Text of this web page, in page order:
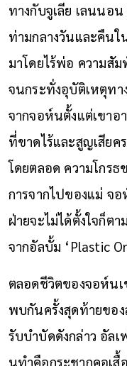
ทางกับจูเลีย เลนนอ
ท่ามกลางวันและคืน
มาโดยไร้พ่อ ความสั
จนกระทั่งอุบัติเหตุท
จากจอห์นตั้งแต่เขาอ
ที่ขาดไร้และสูญเสีย
โดยตลอด ความโกร
การจากไปของแม่ จ
ฝ่ายจะไม่ได้ตั้งใจก็ต
จากอัลบั้ม ‘Plastic
ตลอดชีวิตของจอห์น
พบกันครั้งสุดท้ายของ
รับบำบัดดังกล่าว อัล
นทำคือกระชากคอเสื้